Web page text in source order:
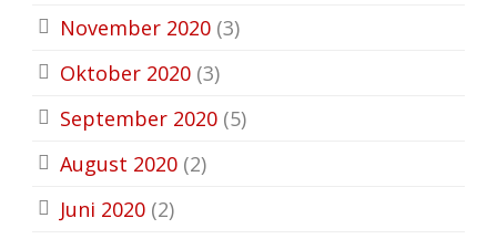
November 2020 (3)
Oktober 2020 (3)
September 2020 (5)
August 2020 (2)
Juni 2020 (2)